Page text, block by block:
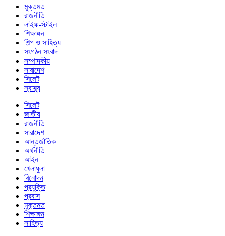
মুক্তমত
রাজনীতি
লাইফ-স্টাইল
শিক্ষাঙ্গন
শিল্প ও সাহিত্য
সংগঠন সংবাদ
সম্পাদকীয়
সারাদেশ
সিলেট
স্বাস্থ্য
সিলেট
জাতীয়
রাজনীতি
সারাদেশ
আন্তর্জাতিক
অর্থনীতি
আইন
খেলাধুলা
বিনোদন
প্রযুক্তি
প্রবাস
মুক্তমত
শিক্ষাঙ্গন
সাহিত্য